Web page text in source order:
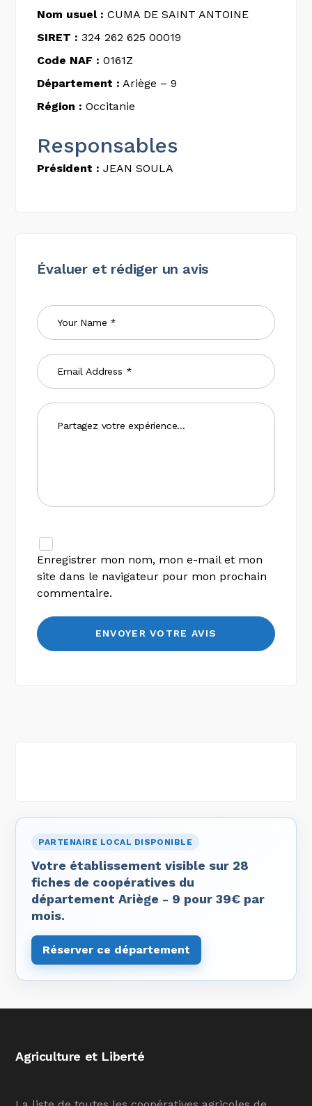
Nom usuel : CUMA DE SAINT ANTOINE
SIRET : 324 262 625 00019
Code NAF : 0161Z
Département : Ariège – 9
Région : Occitanie
Responsables
Président : JEAN SOULA
Évaluer et rédiger un avis
Enregistrer mon nom, mon e-mail et mon
site dans le navigateur pour mon prochain
commentaire.
PARTENAIRE LOCAL DISPONIBLE
Votre établissement visible sur 28
fiches de coopératives du
département Ariège - 9 pour 39€ par
mois.
Réserver ce département
Agriculture et Liberté